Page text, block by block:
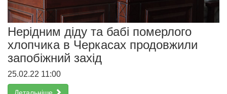
Нерідним діду та бабі померлого
хлопчика в Черкасах продовжили
запобіжний захід
25.02.22 11:00
Детальніше